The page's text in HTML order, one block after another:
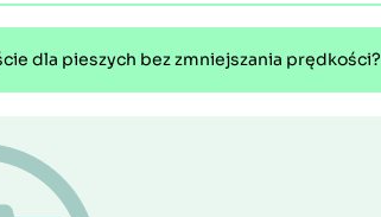
dla pieszych bez zmniejszania prędkości?